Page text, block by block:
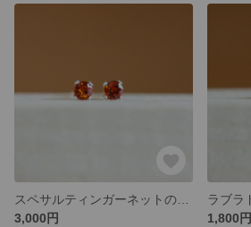
3,000円
1,800円